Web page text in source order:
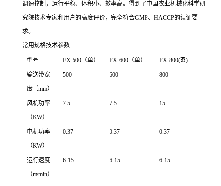
调速控制，运行平稳、体积小、效率高。得到了中国农业机械化科学研
究院技术专家和用户的高度评价，完全符合GMP、HACCP的认证要
求。
常用规格技术参数
型号 FX-500（单） FX-600（单） FX-800(双)
输送带宽
度（mm）
500 600 800
风机功率
（KW）
7.5 7.5 15
电机功率
（KW）
0.37 0.37 0.37
运行速度
（m/min）
6-15 6-15 6-15